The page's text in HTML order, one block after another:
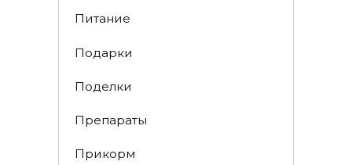
Питание
Подарки
Поделки
Препараты
Прикорм